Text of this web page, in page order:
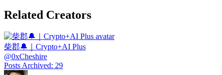
Related Creators
柴郡🔔｜Crypto+AI Plus
@0xCheshire
Posts Archived: 29